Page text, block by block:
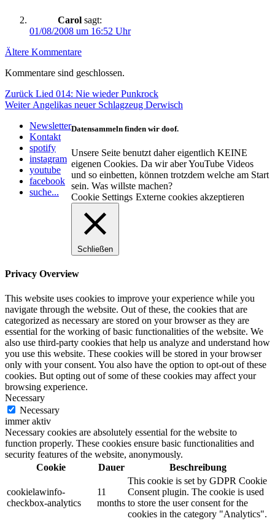
Carol sagt:
01/08/2008 um 16:52 Uhr
Kommentarnavigation
Ältere Kommentare
Kommentare sind geschlossen.
Beitragsnavigation
Zurück Vorheriger
Beitrag:
Lied 014: Nie wieder Punkrock
Weiter Nächster
Angelikas neuer Schlagzeug Derwisch
Newsletter
Kontakt
spotify
instagram
youtube
facebook
suche...
Datensammeln finden wir doof.
Unsere Seite benutzt daher eigentlich KEINE
eigenen Cookies. Da wir aber YouTube Videos
und so einbetten, können trotzdem welche am Start
sein. Was willste machen?
Cookie Settings Externe cookies akzeptieren
Schließen
Privacy Overview
This website uses cookies to improve your experience while you
navigate through the website. Out of these, the cookies that are
categorized as necessary are stored on your browser as they are
essential for the working of basic functionalities of the website. We
also use third-party cookies that help us analyze and understand how
you use this website. These cookies will be stored in your browser
only with your consent. You also have the option to opt-out of these
cookies. But opting out of some of these cookies may affect your
browsing experience.
Necessary
Necessary
immer aktiv
Necessary cookies are absolutely essential for the website to
function properly. These cookies ensure basic functionalities and
security features of the website, anonymously.
Cookie
Dauer Beschreibung
cookielawinfo-
checkbox-analytics
11
months
This cookie is set by GDPR Cookie
Consent plugin. The cookie is used
to store the user consent for the
cookies in the category "Analytics".